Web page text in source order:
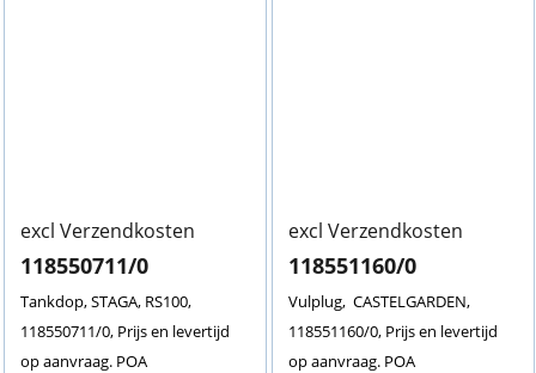
excl Verzendkosten
118550711/0
Tankdop, STAGA, RS100,
118550711/0, Prijs en levertijd
op aanvraag. POA
excl Verzendkosten
118551160/0
Vulplug, CASTELGARDEN,
118551160/0, Prijs en levertijd
op aanvraag. POA